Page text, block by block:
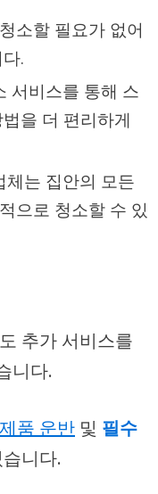
소할 필요가 없어
.
서비스를 통해 스
을 더 편리하게
체는 집안의 모든
으로 청소할 수 있
추가 서비스를
니다.
품 운반 및 필수
니다.